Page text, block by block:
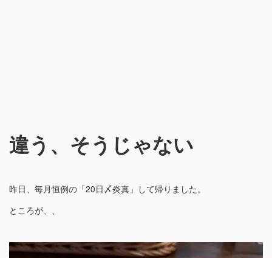
違う、そうじゃない
昨日、毎月恒例の「20日〆炎真」して帰りました。
ところが、、